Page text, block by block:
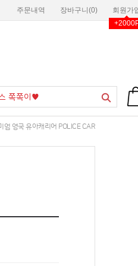
회원가
장바구니(0)
주문내역
엄 영국 유아캐리어 POLICE CAR